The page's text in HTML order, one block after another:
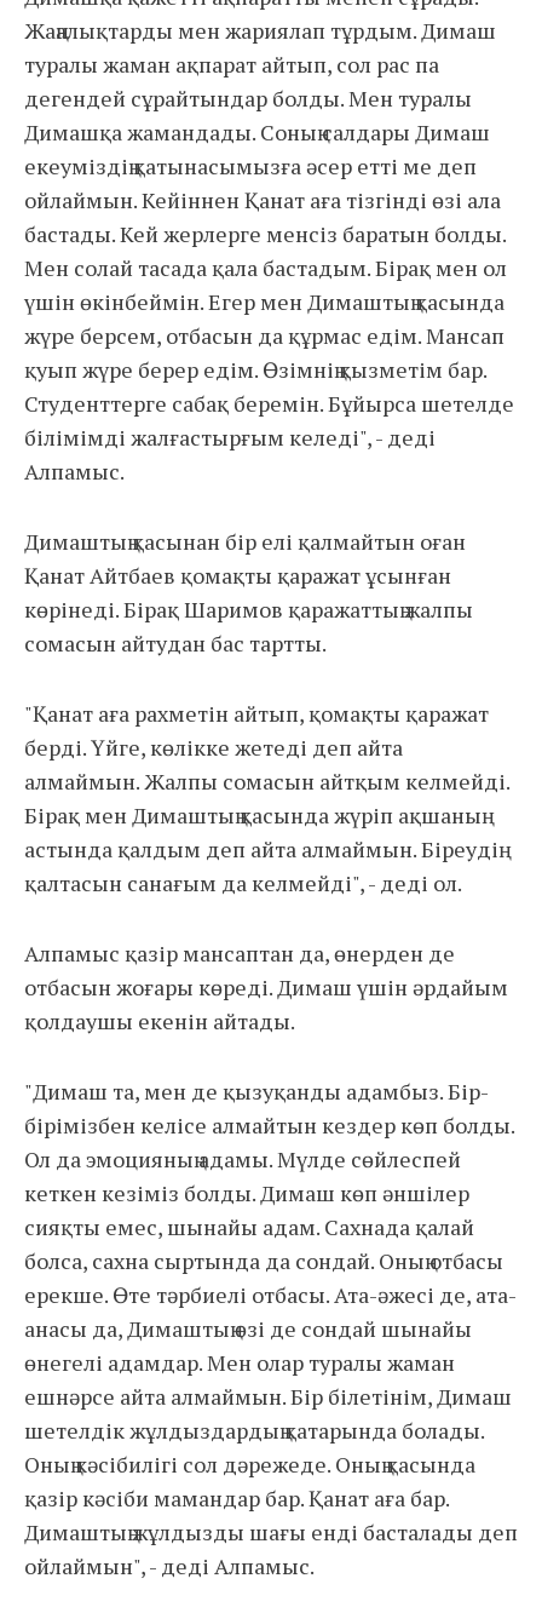
Жаңалықтарды мен жариялап тұрдым. Димаш
туралы жаман ақпарат айтып, сол рас па
дегендей сұрайтындар болды. Мен туралы
Димашқа жамандады. Соның салдары Димаш
екеуміздің қатынасымызға әсер етті ме деп
ойлаймын. Кейіннен Қанат аға тізгінді өзі ала
бастады. Кей жерлерге менсіз баратын болды.
Мен солай тасада қала бастадым. Бірақ мен ол
үшін өкінбеймін. Егер мен Димаштың қасында
жүре берсем, отбасын да құрмас едім. Мансап
қуып жүре берер едім. Өзімнің қызметім бар.
Студенттерге сабақ беремін. Бұйырса шетелде
білімімді жалғастырғым келеді", - деді
Алпамыс.
Димаштың қасынан бір елі қалмайтын оған
Қанат Айтбаев қомақты қаражат ұсынған
көрінеді. Бірақ Шаримов қаражаттың жалпы
сомасын айтудан бас тартты.
"Қанат аға рахметін айтып, қомақты қаражат
берді. Үйге, көлікке жетеді деп айта
алмаймын. Жалпы сомасын айтқым келмейді.
Бірақ мен Димаштың қасында жүріп ақшаның
астында қалдым деп айта алмаймын. Біреудің
қалтасын санағым да келмейді", - деді ол.
Алпамыс қазір мансаптан да, өнерден де
отбасын жоғары көреді. Димаш үшін әрдайым
қолдаушы екенін айтады.
"Димаш та, мен де қызуқанды адамбыз. Бір-
бірімізбен келісе алмайтын кездер көп болды.
Ол да эмоцияның адамы. Мүлде сөйлеспей
кеткен кезіміз болды. Димаш көп әншілер
сияқты емес, шынайы адам. Сахнада қалай
болса, сахна сыртында да сондай. Оның отбасы
ерекше. Өте тәрбиелі отбасы. Ата-әжесі де, ата-
анасы да, Димаштың өзі де сондай шынайы
өнегелі адамдар. Мен олар туралы жаман
ешнәрсе айта алмаймын. Бір білетінім, Димаш
шетелдік жұлдыздардың қатарында болады.
Оның кәсібилігі сол дәрежеде. Оның қасында
қазір кәсіби мамандар бар. Қанат аға бар.
Димаштың жұлдызды шағы енді басталады деп
ойлаймын", - деді Алпамыс.